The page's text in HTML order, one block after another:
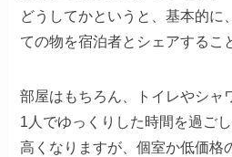
どうしてかというと、基本的に
ての物を宿泊者とシェアするこ
部屋はもちろん、トイレやシャ
1人でゆっくりした時間を過ご
高くなりますが、個室か低価格